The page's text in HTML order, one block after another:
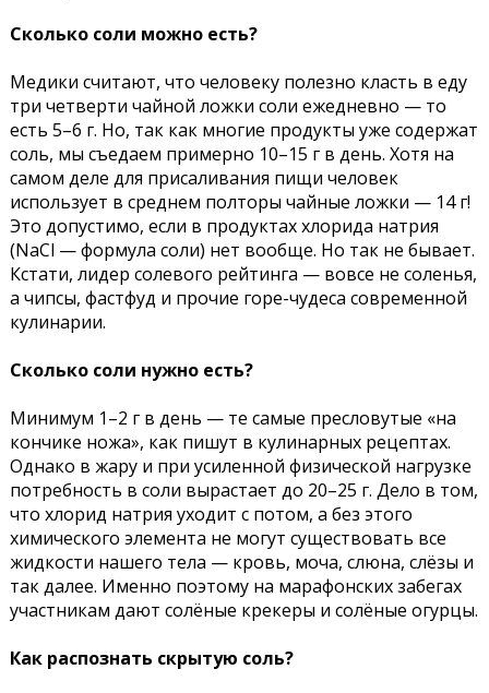
Сколько соли можно есть?
Медики считают, что человеку полезно класть в еду
три четверти чайной ложки соли ежедневно — то
есть 5–6 г. Но, так как многие продукты уже содержат
соль, мы съедаем примерно 10–15 г в день. Хотя на
самом деле для присаливания пищи человек
использует в среднем полторы чайные ложки — 14 г!
Это допустимо, если в продуктах хлорида натрия
(NaCl — формула соли) нет вообще. Но так не бывает.
Кстати, лидер солевого рейтинга — вовсе не соленья,
а чипсы, фастфуд и прочие горе-чудеса современной
кулинарии.
Сколько соли нужно есть?
Минимум 1–2 г в день — те самые пресловутые «на
кончике ножа», как пишут в кулинарных рецептах.
Однако в жару и при усиленной физической нагрузке
потребность в соли вырастает до 20–25 г. Дело в том,
что хлорид натрия уходит с потом, а без этого
химического элемента не могут существовать все
жидкости нашего тела — кровь, моча, слюна, слёзы и
так далее. Именно поэтому на марафонских забегах
участникам дают солёные крекеры и солёные огурцы.
Как распознать скрытую соль?